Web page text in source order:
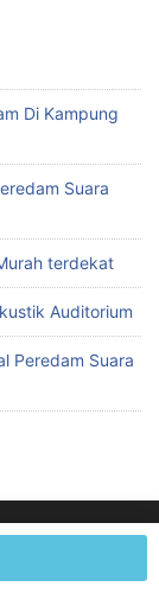
Di Kampung
Suara
terdekat
Auditorium
Peredam Suara